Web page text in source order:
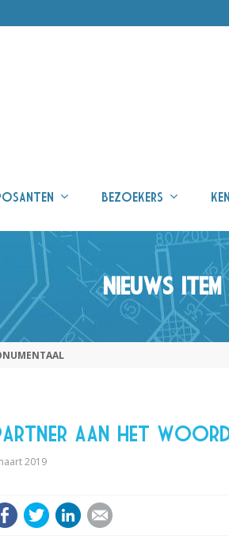
BEZOEKERS
NIEUWS ITEM
aan het woord:
2019
FacebookTwitterLinkedInE-mail